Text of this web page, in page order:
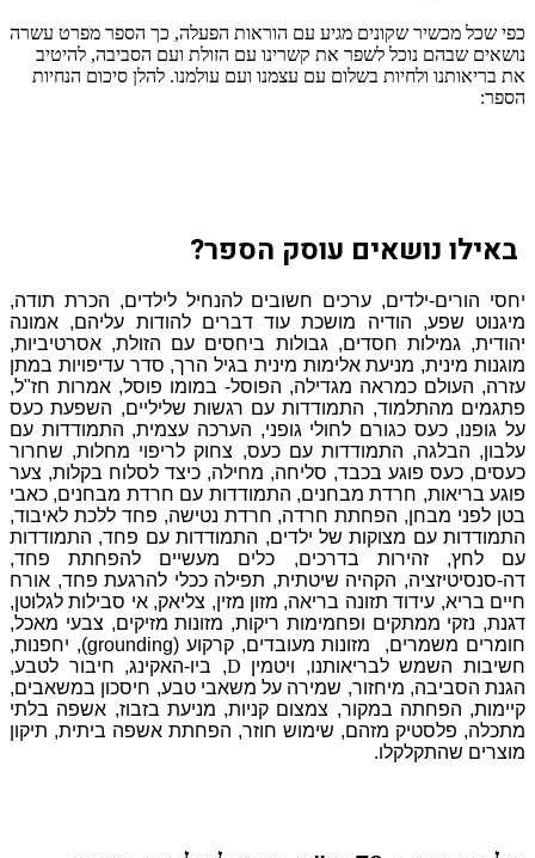
כפי שכל מכשיר שקונים מגיע עם הוראות הפעלה, כך הספר מפרט עשרה
נושאים שבהם נוכל לשפר את קשרינו עם הזולת ועם הסביבה, להיטיב
את בריאותנו ולחיות בשלום עם עצמנו ועם עולמנו. להלן סיכום הנחיות
הספר:
באילו נושאים עוסק הספר?
יחסי הורים-ילדים, ערכים חשובים להנחיל לילדים, הכרת תודה,
מיגנוט שפע, הודיה מושכת עוד דברים להודות עליהם, אמונה
יהודית, גמילות חסדים, גבולות ביחסים עם הזולת, אסרטיביות,
מוגנות מינית, מניעת אלימות מינית בגיל הרך, סדר עדיפויות במתן
עזרה, העולם כמראה מגדילה, הפוסל- במומו פוסל, אמרות חז"ל,
פתגמים מהתלמוד, התמודדות עם רגשות שליליים, השפעת כעס
על גופנו, כעס כגורם לחולי גופני, הערכה עצמית, התמודדות עם
עלבון, הבלגה, התמודדות עם כעס, צחוק לריפוי מחלות, שחרור
כעסים, כעס פוגע בכבד, סליחה, מחילה, כיצד לסלוח בקלות, צער
פוגע בריאות, חרדת מבחנים, התמודדות עם חרדת מבחנים, כאבי
בטן לפני מבחן, הפחתת חרדה, חרדת נטישה, פחד ללכת לאיבוד,
התמודדות עם מצוקות של ילדים, התמודדות עם פחד, התמודדות
עם לחץ, זהירות בדרכים, כלים מעשיים להפחתת פחד,
דה-סנסיטיזציה, הקהיה שיטתית, תפילה ככלי להרגעת פחד, אורח
חיים בריא, עידוד תזונה בריאה, מזון מזין, צליאק, אי סבילות לגלוטן,
דגנת, נזקי ממתקים ופחמימות ריקות, מזונות מזיקים, צבעי מאכל,
חומרים משמרים, מזונות מעובדים, קרקוע (grounding), יחפנות,
חשיבות השמש לבריאותנו, ויטמין D, ביו-האקינג, חיבור לטבע,
הגנת הסביבה, מיחזור, שמירה על משאבי טבע, חיסכון במשאבים,
קיימות, הפחתה במקור, צמצום קניות, מניעת בזבוז, אשפה בלתי
מתכלה, פלסטיק מזהם, שימוש חוזר, הפחתת אשפה ביתית, תיקון
מוצרים שהתקלקלו.